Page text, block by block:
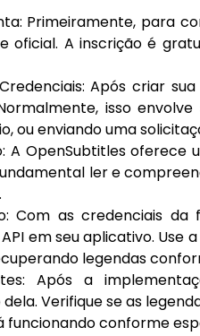
Primeiramente, para
oficial. A inscrição é
Após criar
isso
ou enviando uma
A OpenSubtitles
ler e
Com as credenciais
em seu aplicativo. Use
legendas
Após a
Verifique se as
funcionando conforme